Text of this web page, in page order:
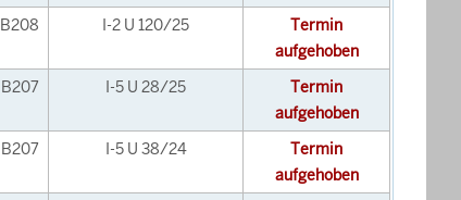
B208 I-2 U 120/25
Termin
aufgehoben
B207 I-5 U 28/25
Termin
aufgehoben
B207 I-5 U 38/24
Termin
aufgehoben